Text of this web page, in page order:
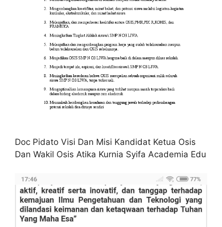
Doc Pidato Visi Dan Misi Kandidat Ketua Osis
Dan Wakil Osis Atika Kurnia Syifa Academia Edu